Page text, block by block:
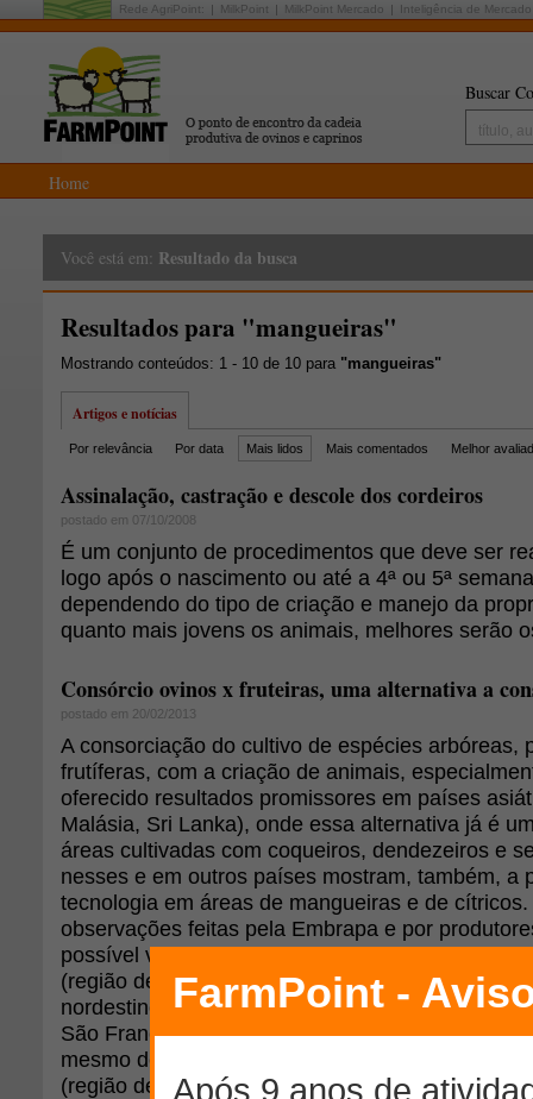
Rede AgriPoint: MilkPoint MilkPoint Mercado Inteligência de Mercado
Buscar
Home
Você está em: Resultado da busca
Resultados para "mangueiras"
Mostrando conteúdos: 1 - 10 de 10 para "mangueiras"
Artigos e notícias
Por relevância Por data Mais lidos Mais comentados Melhor
Assinalação, castração e descole dos cordeiros
postado em 07/10/2008
É um conjunto de procedimentos que deve ser
logo após o nascimento ou até a 4ª ou 5ª
dependendo do tipo de criação e manejo da
quanto mais jovens os animais, melhores serão
Consórcio ovinos x fruteiras, uma alternativa a
postado em 20/02/2013
A consorciação do cultivo de espécies arbóreas,
frutíferas, com a criação de animais,
oferecido resultados promissores em países
Malásia, Sri Lanka), onde essa alternativa já é
áreas cultivadas com coqueiros, dendezeiros e
nesses e em outros países mostram, também, a
tecnologia em áreas de mangueiras e de
observações feitas pela Embrapa e por
possível viabilizar essa tecnologia, com ovinos,
(região de Pelotas, RS), em coqueirais e áreas
nordestino) e em pomares irrigados de
São Francisco). Mais recentemente, a prática
mesmo de forma incipiente, por produtores de
(região de Presidente Dutra, Bahia) e de café